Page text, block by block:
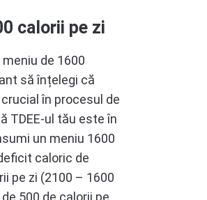
calorii pe zi
de 1600
să înțelegi că
în procesul de
TDEE-ul tău este în
un meniu 1600
caloric de
pe zi (2100 – 1600
500 de calorii pe